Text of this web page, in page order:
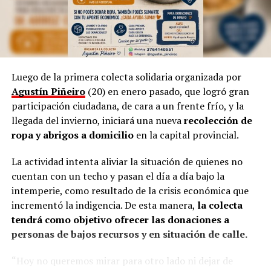
necesidad de volver a simple”.
Por otra parte, Marinoni admite que el arte suele ser
provocador, así como las manifestaciones populares de
las niñas representando a lasVírgenes, como también
los tamborileros afroamericanos que se mezclan con las
costumbres tradicionales correntinas durante enero. “A
veces no entendemos la cultura del Litoral”, define.
En esa línea, en 2014, Marinoni incluyó alCurupí, el
personaje de la mitología guaraní que tiene un pene
largo y envuelto en su cuerpo, un hecho que significó
una gran polémica en el anfiteatro Mario del Tránsito
Cocomarola, de Corrientes, donde se hacía e festival
chamamecero.
“Las políticas culturales son muy importantes”, apunta
el coreógrafo posadeño al considerar que siempre fue el
Estado el que garantizó las seguridad laboral a los
Luego de la primera colecta solidaria organizada por
Agustín Piñeiro(20) en enero pasado, que logró gran
participación ciudadana, de cara a un frente frío, y la
llegada del invierno, iniciará una nuevarecolección de
ropa y abrigos a domicilioen la capital provincial.
La actividad intenta aliviar la situación de quienes no
cuentan con un techo y pasan el día a día bajo la
intemperie, como resultado de la crisis económica que
incrementó la indigencia. De esta manera, la colecta
tendrá como objetivo ofrecer las donaciones a
personas de bajos recursos y en situación de calle.
“Hoy no queremos mirar para otro lado ni dejar de